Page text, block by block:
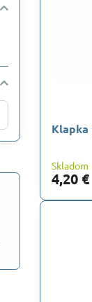
Skladom
4,20 €